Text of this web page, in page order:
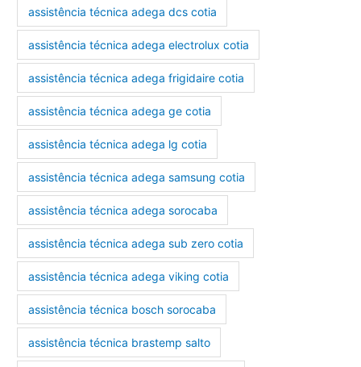
assistência técnica adega dcs cotia
assistência técnica adega electrolux cotia
assistência técnica adega frigidaire cotia
assistência técnica adega ge cotia
assistência técnica adega lg cotia
assistência técnica adega samsung cotia
assistência técnica adega sorocaba
assistência técnica adega sub zero cotia
assistência técnica adega viking cotia
assistência técnica bosch sorocaba
assistência técnica brastemp salto